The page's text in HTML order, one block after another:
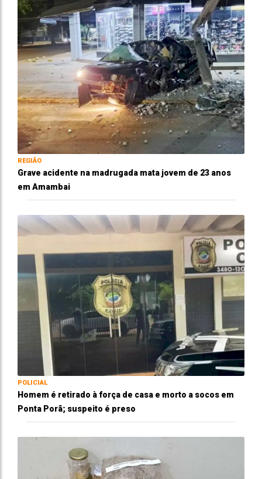
REGIÃO
Grave acidente na madrugada mata jovem de 23 anos
em Amambai
POLICIAL
Homem é retirado à força de casa e morto a socos em
Ponta Porã; suspeito é preso